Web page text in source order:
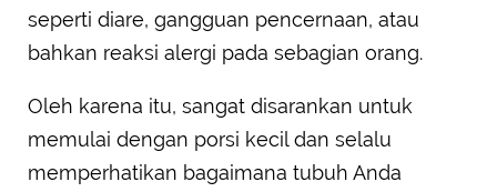
seperti diare, gangguan pencernaan, atau
bahkan reaksi alergi pada sebagian orang.
Oleh karena itu, sangat disarankan untuk
memulai dengan porsi kecil dan selalu
memperhatikan bagaimana tubuh Anda